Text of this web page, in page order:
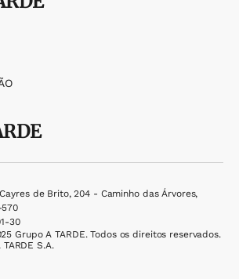
de Brito, 204 - Caminho das Árvores,
30
Grupo A TARDE. Todos os direitos reservados.
TARDE S.A.